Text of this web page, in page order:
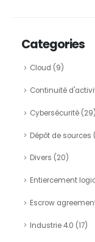
Categories
Cloud (9)
Continuité
Cybersécurité(29)
Dépôt de sources
Divers (20)
Entiercement
Escrow
Industrie 4.0 (17)